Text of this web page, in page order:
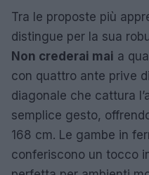
Tra le proposte più
distingue per la sua
Non crederai mai a
con quattro ante prive
diagonale che cattura
semplice gesto,
168 cm. Le gambe in
conferiscono un tocco